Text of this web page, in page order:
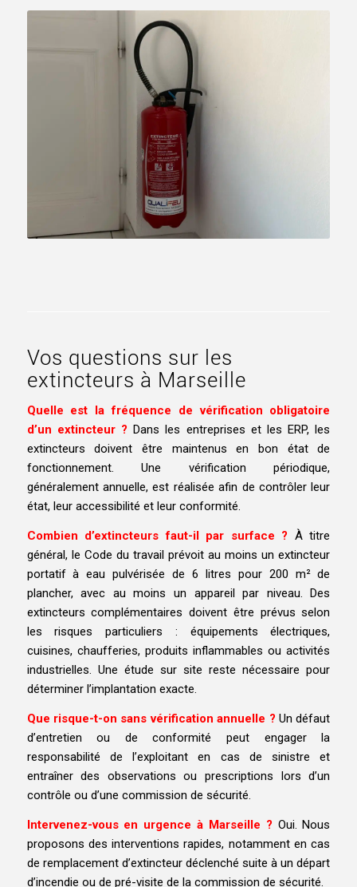
Vos questions sur les
extincteurs à Marseille
Quelle est la fréquence de vérification obligatoire
d’un extincteur ?Dans les entreprises et les ERP, les
extincteurs doivent être maintenus en bon état de
fonctionnement. Une vérification périodique,
généralement annuelle, est réalisée afin de contrôler leur
état, leur accessibilité et leur conformité.
Combien d’extincteurs faut-il par surface ? À titre
général, le Code du travail prévoit au moins un extincteur
portatif à eau pulvérisée de 6 litres pour 200 m² de
plancher, avec au moins un appareil par niveau. Des
extincteurs complémentaires doivent être prévus selon
les risques particuliers : équipements électriques,
cuisines, chaufferies, produits inflammables ou activités
industrielles. Une étude sur site reste nécessaire pour
déterminer l’implantation exacte.
Que risque-t-on sans vérification annuelle ? Un défaut
d’entretien ou de conformité peut engager la
responsabilité de l’exploitant en cas de sinistre et
entraîner des observations ou prescriptions lors d’un
contrôle ou d’une commission de sécurité.
Intervenez-vous en urgence à Marseille ? Oui. Nous
proposons des interventions rapides, notamment en cas
de remplacement d’extincteur déclenché suite à un départ
d’incendie ou de pré-visite de la commission de sécurité.